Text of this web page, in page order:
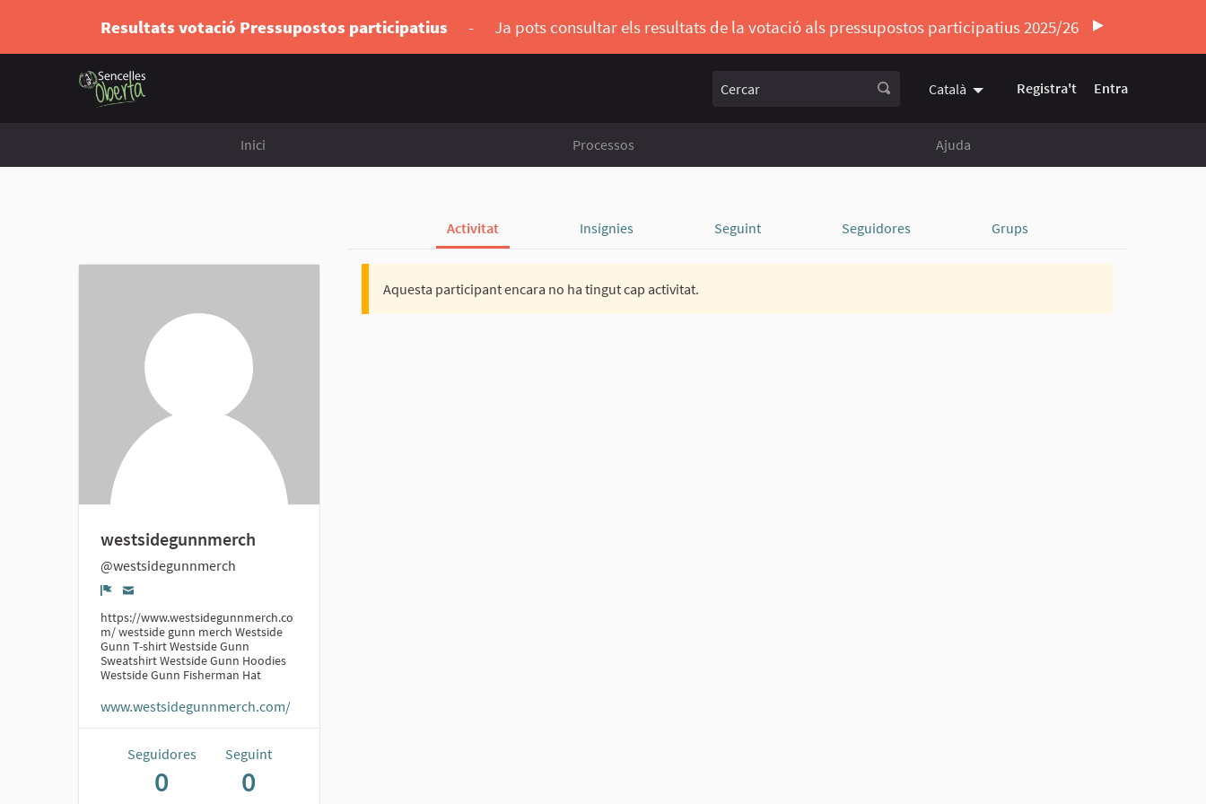
Resultats votació Pressupostos participatius - Ja pots consultar els resultats de la votació als pressupostos participatius 2025/26
Català Triar la llengua Elegir el idioma
Registra't Entra
Inici Processos Ajuda
Activitat Insígnies Seguint Seguidores Grups
westsidegunnmerch
@westsidegunnmerch
Denúncia
https://www.westsidegunnmerch.co
m/ westside gunn merch Westside
Gunn T-shirt Westside Gunn
Sweatshirt Westside Gunn Hoodies
Westside Gunn Fisherman Hat
www.westsidegunnmerch.com/
Seguidores
0
Seguint
0
Aquesta participant encara no ha tingut cap activitat.